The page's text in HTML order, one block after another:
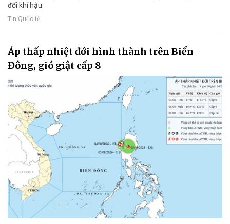
đổi khí hậu.
Tin Quốc tế
Áp thấp nhiệt đới hình thành trên Biển
Đông, gió giật cấp 8